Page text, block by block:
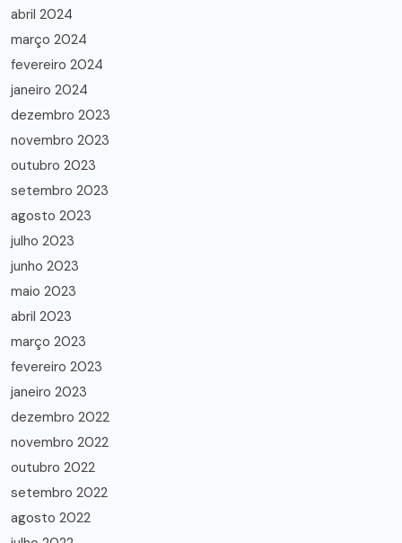
abril 2024
março 2024
fevereiro 2024
janeiro 2024
dezembro 2023
novembro 2023
outubro 2023
setembro 2023
agosto 2023
julho 2023
junho 2023
maio 2023
abril 2023
março 2023
fevereiro 2023
janeiro 2023
dezembro 2022
novembro 2022
outubro 2022
setembro 2022
agosto 2022